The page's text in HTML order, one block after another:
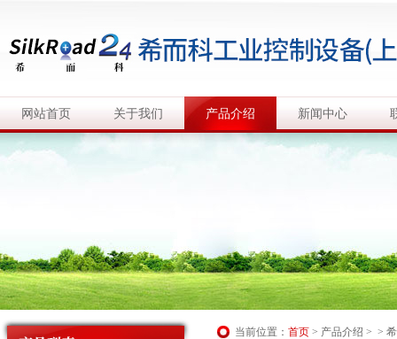
网站首页 关于我们 产品介绍 新闻中心
当前位置： 首页 > 产品介绍 > >